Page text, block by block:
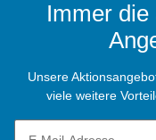
Immer die
Unsere
viele weitere